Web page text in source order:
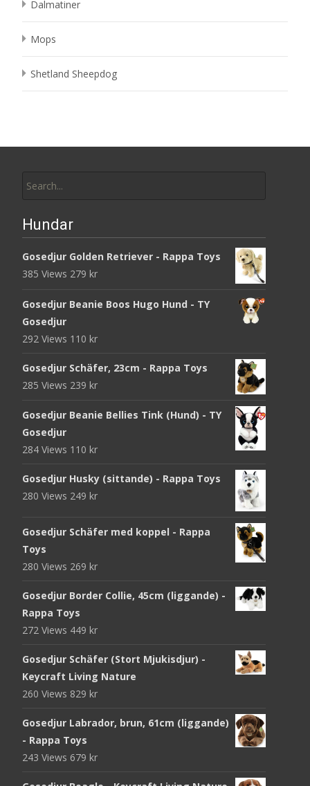
Dalmatiner
Mops
Shetland Sheepdog
for:
Hundar
Gosedjur Golden Retriever - Rappa Toys
385 Views 279 kr
Gosedjur Beanie Boos Hugo Hund - TY
Gosedjur
292 Views 110 kr
Gosedjur Schäfer, 23cm - Rappa Toys
285 Views 239 kr
Gosedjur Beanie Bellies Tink (Hund) - TY
Gosedjur
284 Views 110 kr
Gosedjur Husky (sittande) - Rappa Toys
280 Views 249 kr
Gosedjur Schäfer med koppel - Rappa
Toys
280 Views 269 kr
Gosedjur Border Collie, 45cm (liggande) -
Rappa Toys
272 Views 449 kr
Gosedjur Schäfer (Stort Mjukisdjur) -
Keycraft Living Nature
260 Views 829 kr
Gosedjur Labrador, brun, 61cm (liggande)
- Rappa Toys
243 Views 679 kr